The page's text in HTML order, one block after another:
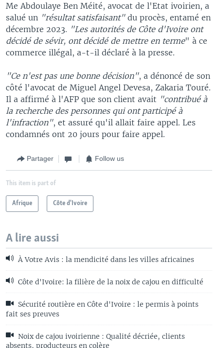
Me Abdoulaye Ben Méité, avocat de l'Etat ivoirien, a
salué un "résultat satisfaisant"du procès, entamé en
décembre 2023. "Les autorités de Côte d'Ivoire ont
décidé de sévir, ont décidé de mettre en terme" à ce
commerce illégal, a-t-il déclaré à la presse.
"Ce n'est pas une bonne décision", a dénoncé de son
côté l'avocat de Miguel Angel Devesa, Zakaria Touré.
Il a affirmé à l'AFP que son client avait "contribué à
la recherche des personnes qui ont participé à
l'infraction", et assuré qu'il allait faire appel. Les
condamnés ont 20 jours pour faire appel.
Partager Follow us
This item is part of
Afrique Côte d'Ivoire
A lire aussi
À Votre Avis : la mendicité dans les villes africaines
Côte d'Ivoire: la filière de la noix de cajou en difficulté
Sécurité routière en Côte d'Ivoire : le permis à points
fait ses preuves
Noix de cajou ivoirienne : Qualité décriée, clients
absents, producteurs en colère